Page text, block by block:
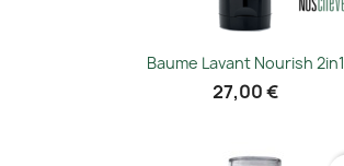
Baume Lavant Nourish 2in1
27,00 €